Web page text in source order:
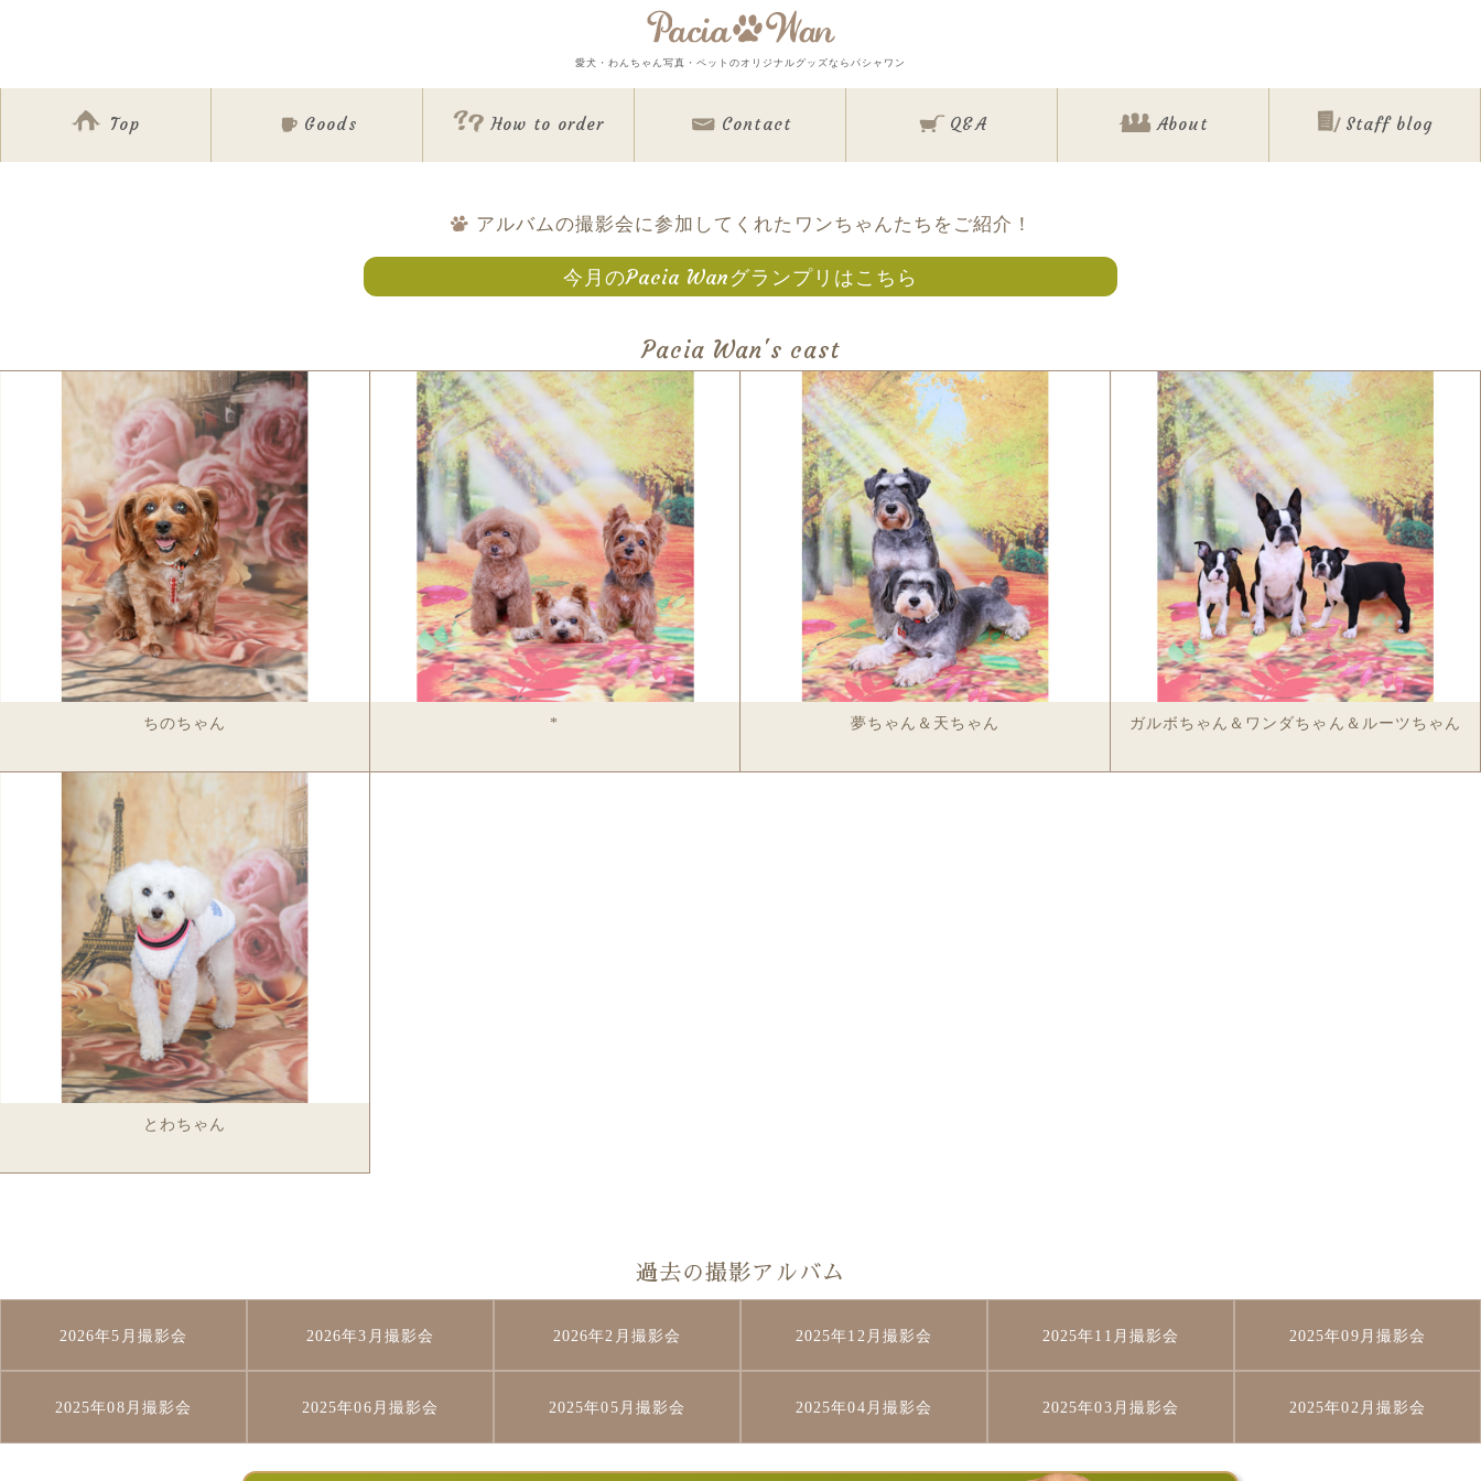
愛犬・わんちゃん写真・ペットのオリジナルグッズならパシャワン
Top Goods How to order Contact Q&A About Staff blog
アルバムの撮影会に参加してくれたワンちゃんたちをご紹介！
今月のPacia Wanグランプリはこちら
Pacia Wan's cast
ちのちゃん * 夢ちゃん＆天ちゃん ガルボちゃん＆ワンダちゃん＆ルーツちゃん
とわちゃん
過去の撮影アルバム
2026年5月撮影会 2026年3月撮影会 2026年2月撮影会 2025年12月撮影会 2025年11月撮影会 2025年09月撮影会
2025年08月撮影会 2025年06月撮影会 2025年05月撮影会 2025年04月撮影会 2025年03月撮影会 2025年02月撮影会
メインメニュー
Memorial Goods・出張撮影
About
Contact
Staff blog
Privacy Policy
最新月撮影会アルバム
取扱商品一覧
マグカップ クリアファイル
眼鏡ケース
インテリア雑貨
アクリルフォト
アクリル時計キャンバスフォトクリスタルレーザーフォト
バッグ＆ポーチ
ショルダーバッグ
Aトートバッグ Cトートバッグ ファスナーバッグポーチキャリーバッグビッグポーチ
ファブリック＆マット
ブランケットスポーツタオル/バスタオル クッション Tシャツスヌード
革キーホルダー
革ストラップ革コインケース革2つ折サイフ/革長サイフ 革パスケース革カードケース革名刺入れ革キーケース
革トートバッグ
スマホ＆タブレットケース
手帳型スマホケース
スマホハードケース
ゴルフ用品＆ペット用品
ドライバーカバーパターカバーカジノチップマーカーゴルフタオルフードボウル
データ＆プリント